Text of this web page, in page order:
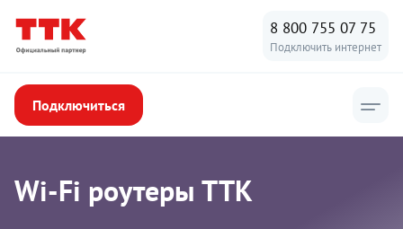
8 800 755 07 75
Подключить интернет
Подключиться
Wi-Fi роутеры ТТК